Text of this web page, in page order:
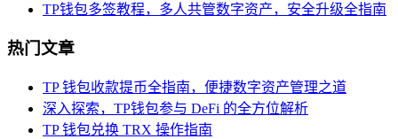
TP钱包多签教程，多人共管数字资产，安全升级全指南
热门文章
TP 钱包收款提币全指南，便捷数字资产管理之道
深入探索，TP钱包参与 DeFi 的全方位解析
TP 钱包兑换 TRX 操作指南